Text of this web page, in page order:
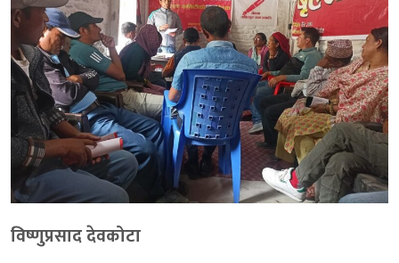
विष्णुप्रसाद देवकोटा